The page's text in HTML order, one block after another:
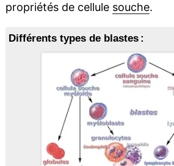
propriétés de cellule souche.
Différents types de blastes :